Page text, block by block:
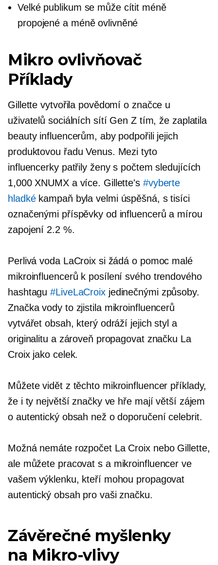
Velké publikum se může cítit méně
propojené a méně ovlivněné
Mikro ovlivňovač
Příklady
Gillette vytvořila povědomí o značce u
uživatelů sociálních sítí Gen Z tím, že zaplatila
beauty influencerům, aby podpořili jejich
produktovou řadu Venus. Mezi tyto
influencerky patřily ženy s počtem sledujících
1,000 XNUMX a více. Gillette's #vyberte
hladkékampaň byla velmi úspěšná, s tisíci
označenými příspěvky od influencerů a mírou
zapojení 2.2 %.
Perlivá voda LaCroix si žádá o pomoc malé
mikroinfluencerů k posílení svého trendového
hashtagu#LiveLaCroixjedinečnými způsoby.
Značka vody to zjistila mikroinfluencerů
vytvářet obsah, který odráží jejich styl a
originalitu a zároveň propagovat značku La
Croix jako celek.
Můžete vidět z těchto mikroinfluencer příklady,
že i ty největší značky ve hře mají větší zájem
o autentický obsah než o doporučení celebrit.
Možná nemáte rozpočet La Croix nebo Gillette,
ale můžete pracovat s a mikroinfluencer ve
vašem výklenku, kteří mohou propagovat
autentický obsah pro vaši značku.
Závěrečné myšlenky
na Mikro-vlivy